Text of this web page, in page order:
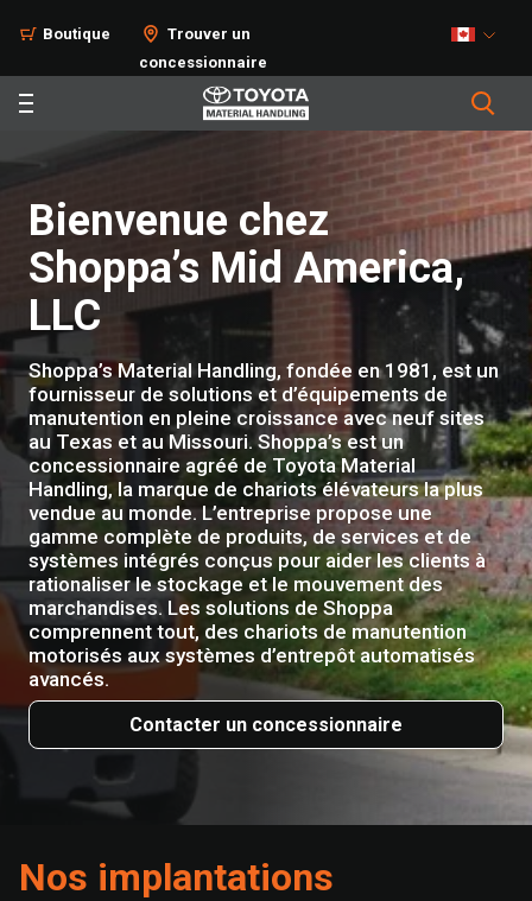
Boutique
Trouver un
concessionnaire
Bienvenue chez
Shoppa’s Mid America,
LLC
Shoppa’s Material Handling, fondée en 1981, est un
fournisseur de solutions et d’équipements de
manutention en pleine croissance avec neuf sites
au Texas et au Missouri. Shoppa’s est un
concessionnaire agréé de Toyota Material
Handling, la marque de chariots élévateurs la plus
vendue au monde. L’entreprise propose une
gamme complète de produits, de services et de
systèmes intégrés conçus pour aider les clients à
rationaliser le stockage et le mouvement des
marchandises. Les solutions de Shoppa
comprennent tout, des chariots de manutention
motorisés aux systèmes d’entrepôt automatisés
avancés.
Contacter un concessionnaire
Nos implantations